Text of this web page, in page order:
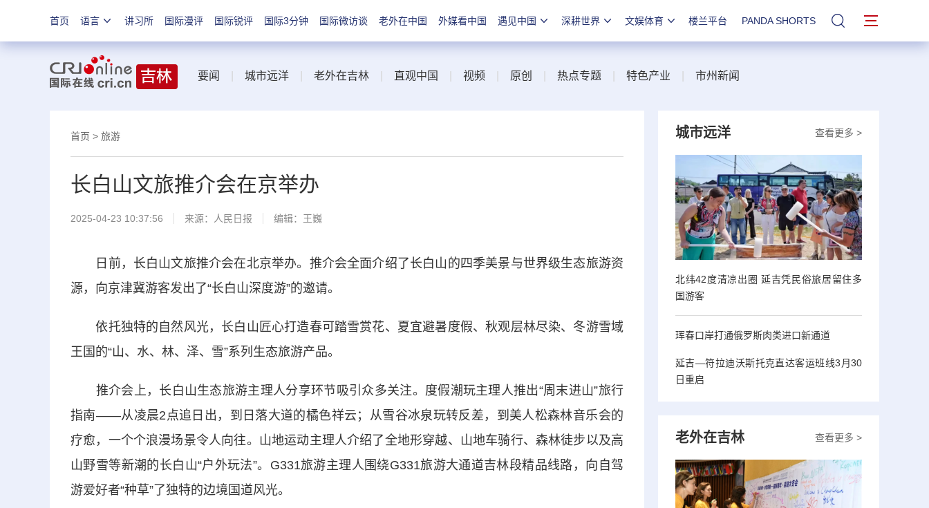
首页 语言 讲习所 国际漫评 国际锐评 国际3分钟 国际微访谈 老外在中国 外媒看中国 遇见中国 深耕世界 文娱体育 楼兰平台 PANDA SHORTS 站内搜索
要闻 城市远洋 老外在吉林 直观中国 视频 原创 热点专题 特色产业 市州新闻
首页 > 旅游
长白山文旅推介会在京举办
2025-04-23 10:37:56 来源： 人民日报 编辑：王巍
日前，长白山文旅推介会在北京举办。推介会全面介绍了长白山的四季美景与世界级生态旅游资
源，向京津冀游客发出了“长白山深度游”的邀请。
依托独特的自然风光，长白山匠心打造春可踏雪赏花、夏宜避暑度假、秋观层林尽染、冬游雪域
王国的“山、水、林、泽、雪”系列生态旅游产品。
推介会上，长白山生态旅游主理人分享环节吸引众多关注。度假潮玩主理人推出“周末进山”旅行
指南——从凌晨2点追日出，到日落大道的橘色祥云；从雪谷冰泉玩转反差，到美人松森林音乐会的
疗愈，一个个浪漫场景令人向往。山地运动主理人介绍了全地形穿越、山地车骑行、森林徒步以及高
山野雪等新潮的长白山“户外玩法”。G331旅游主理人围绕G331旅游大通道吉林段精品线路，向自驾
游爱好者“种草”了独特的边境国道风光。
查看更多 >
城市远洋
北纬42度清凉出圈 延吉凭民俗旅居留住多
国游客
珲春口岸打通俄罗斯肉类进口新通道
延吉—符拉迪沃斯托克直达客运班线3月30
日重启
查看更多 >
老外在吉林